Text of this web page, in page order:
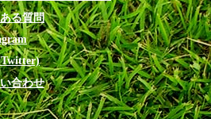
る質問
合わせ